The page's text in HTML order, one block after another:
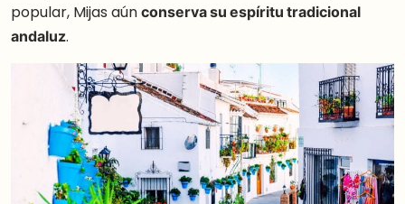
popular, Mijas aúnconserva su espíritu tradicional
andaluz.